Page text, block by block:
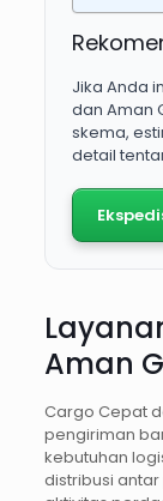
Jika Anda
dan Aman
skema,
detail
Aman
Cargo Cepat
pengiriman
kebutuhan
distribusi